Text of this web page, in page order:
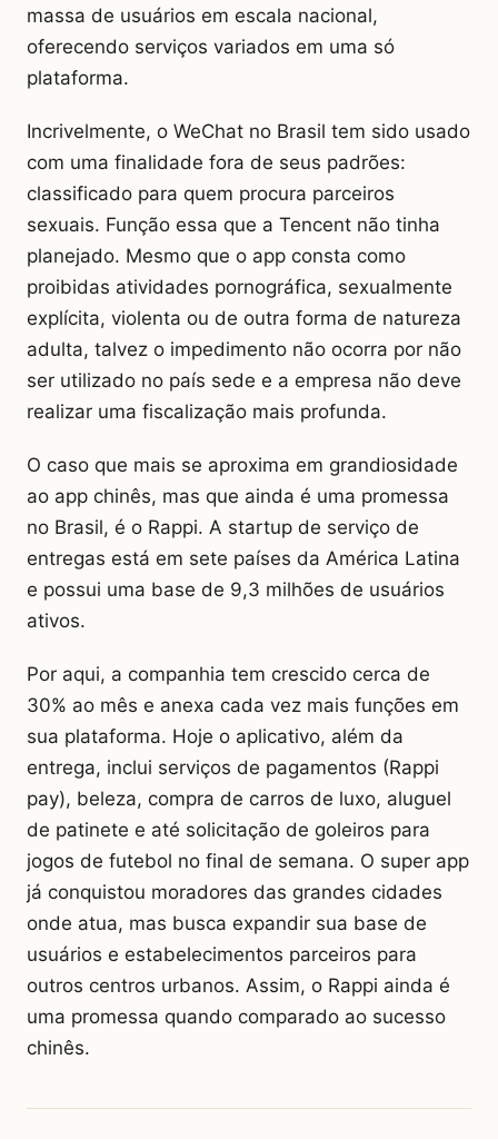
massa de usuários em escala nacional,
oferecendo serviços variados em uma só
plataforma.
Incrivelmente, o WeChat no Brasil tem sido usado
com uma finalidade fora de seus padrões:
classificado para quem procura parceiros
sexuais. Função essa que a Tencent não tinha
planejado. Mesmo que o app consta como
proibidas atividades pornográfica, sexualmente
explícita, violenta ou de outra forma de natureza
adulta, talvez o impedimento não ocorra por não
ser utilizado no país sede e a empresa não deve
realizar uma fiscalização mais profunda.
O caso que mais se aproxima em grandiosidade
ao app chinês, mas que ainda é uma promessa
no Brasil, é o Rappi. A startup de serviço de
entregas está em sete países da América Latina
e possui uma base de 9,3 milhões de usuários
ativos.
Por aqui, a companhia tem crescido cerca de
30% ao mês e anexa cada vez mais funções em
sua plataforma. Hoje o aplicativo, além da
entrega, inclui serviços de pagamentos (Rappi
pay), beleza, compra de carros de luxo, aluguel
de patinete e até solicitação de goleiros para
jogos de futebol no final de semana. O super app
já conquistou moradores das grandes cidades
onde atua, mas busca expandir sua base de
usuários e estabelecimentos parceiros para
outros centros urbanos. Assim, o Rappi ainda é
uma promessa quando comparado ao sucesso
chinês.